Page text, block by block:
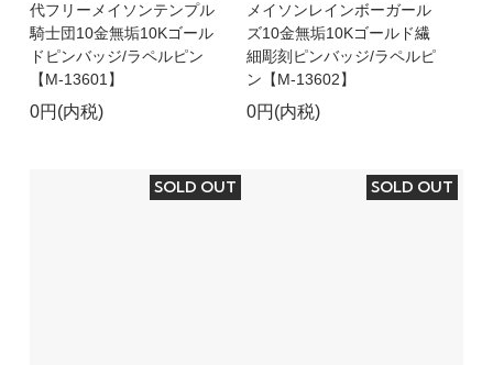
代フリーメイソンテンプル
騎士団10金無垢10Kゴール
ドピンバッジ/ラペルピン
【M-13601】
0円(内税)
メイソンレインボーガール
ズ10金無垢10Kゴールド繊
細彫刻ピンバッジ/ラペルピ
ン【M-13602】
0円(内税)
SOLD OUT SOLD OUT